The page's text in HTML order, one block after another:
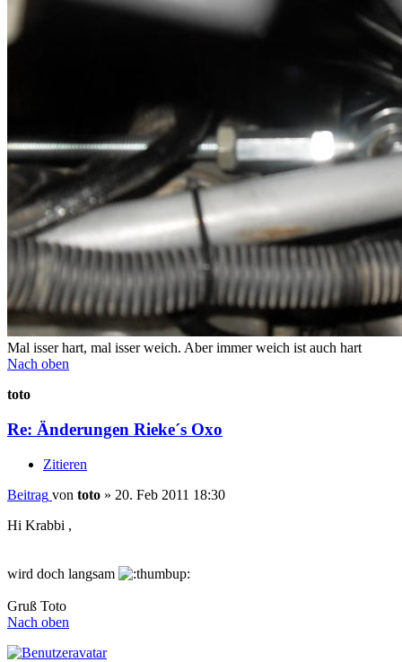
Mal isser hart, mal isser weich. Aber immer weich ist auch hart
Nach oben
toto
Re: Änderungen Rieke´s Oxo
Zitieren
Beitrag von toto » 20. Feb 2011 18:30
Hi Krabbi ,
wird doch langsam
Gruß Toto
Nach oben